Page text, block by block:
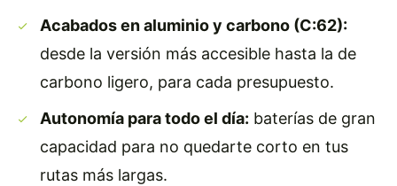
Acabados en aluminio y carbono (C:62):
desde la versión más accesible hasta la de
carbono ligero, para cada presupuesto.
Autonomía para todo el día: baterías de gran
capacidad para no quedarte corto en tus
rutas más largas.